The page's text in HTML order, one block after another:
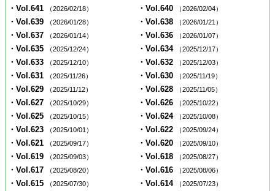
・Vol.641 （2026/02/18） ・Vol.640 （2026/02/04）
・Vol.639 （2026/01/28） ・Vol.638 （2026/01/21）
・Vol.637 （2026/01/14） ・Vol.636 （2026/01/07）
・Vol.635 （2025/12/24） ・Vol.634 （2025/12/17）
・Vol.633 （2025/12/10） ・Vol.632 （2025/12/03）
・Vol.631 （2025/11/26） ・Vol.630 （2025/11/19）
・Vol.629 （2025/11/12） ・Vol.628 （2025/11/05）
・Vol.627 （2025/10/29） ・Vol.626 （2025/10/22）
・Vol.625 （2025/10/15） ・Vol.624 （2025/10/08）
・Vol.623 （2025/10/01） ・Vol.622 （2025/09/24）
・Vol.621 （2025/09/17） ・Vol.620 （2025/09/10）
・Vol.619 （2025/09/03） ・Vol.618 （2025/08/27）
・Vol.617 （2025/08/20） ・Vol.616 （2025/08/06）
・Vol.615 （2025/07/30） ・Vol.614 （2025/07/23）